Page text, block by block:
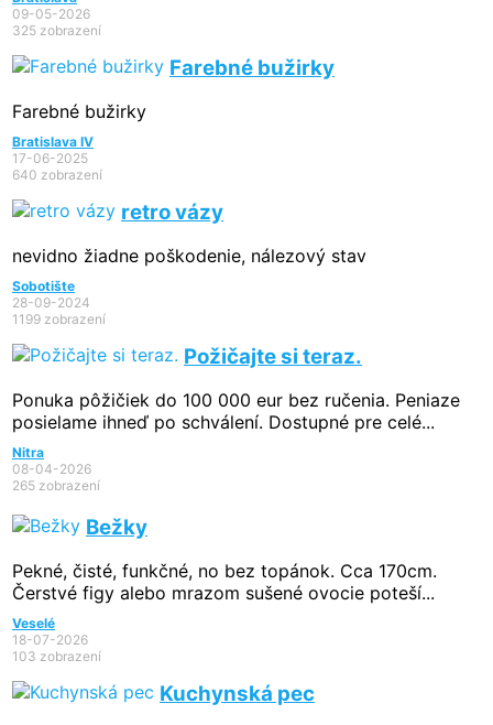
09-05-2026
325 zobrazení
Farebné bužirky
Farebné bužirky
Bratislava IV
17-06-2025
640 zobrazení
retro vázy
nevidno žiadne poškodenie, nálezový stav
Sobotište
28-09-2024
1199 zobrazení
Požičajte si teraz.
Ponuka pôžičiek do 100 000 eur bez ručenia. Peniaze
posielame ihneď po schválení. Dostupné pre celé...
Nitra
08-04-2026
265 zobrazení
Bežky
Pekné, čisté, funkčné, no bez topánok. Cca 170cm.
Čerstvé figy alebo mrazom sušené ovocie poteší...
Veselé
18-07-2026
103 zobrazení
Kuchynská pec